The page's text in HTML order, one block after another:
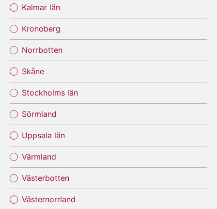
Kalmar län
Kronoberg
Norrbotten
Skåne
Stockholms län
Sörmland
Uppsala län
Värmland
Västerbotten
Västernorrland